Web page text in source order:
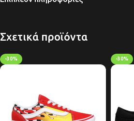
Σχετικά προϊόντα
-30% -30%